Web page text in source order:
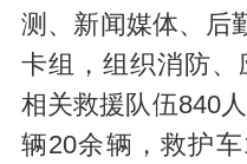
测、新闻媒体、后
卡组，组织消防、
相关救援队伍840
辆20余辆，救护